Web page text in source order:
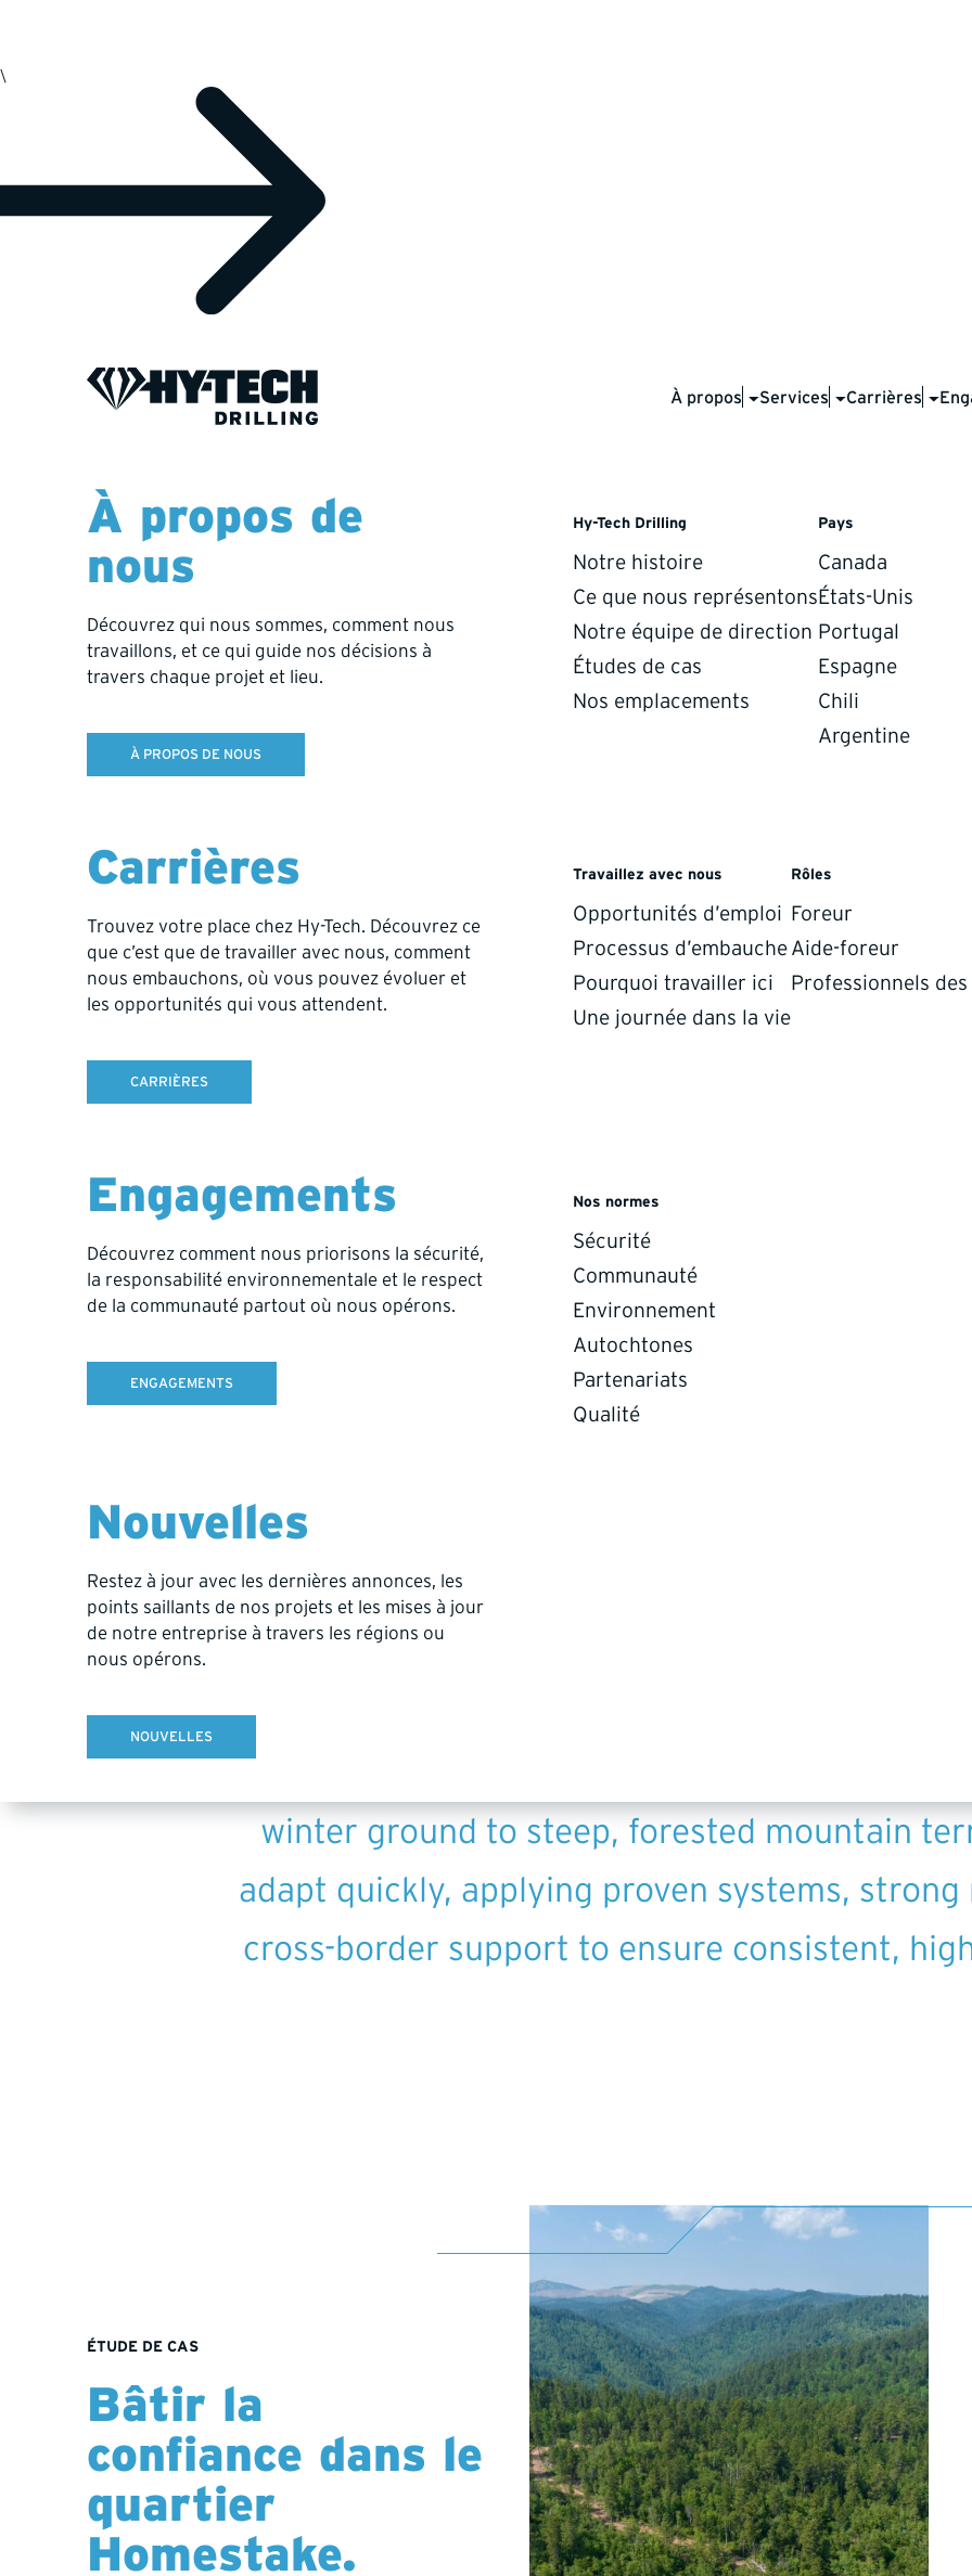
\
À propos Services Carrières
À propos de
nous
Découvrez qui nous sommes, comment nous
travaillons, et ce qui guide nos décisions à
travers chaque projet et lieu.
À PROPOS DE NOUS
Hy-Tech Drilling
Notre histoire
Ce que nous représentons
Notre équipe de direction
Études de cas
Nos emplacements
Pays
Canada
États-Unis
Portugal
Espagne
Chili
Argentine
Carrières
Trouvez votre place chez Hy-Tech. Découvrez ce
que c’est que de travailler avec nous, comment
nous embauchons, où vous pouvez évoluer et
les opportunités qui vous attendent.
CARRIÈRES
Travaillez avec nous
Opportunités d’emploi
Processus d’embauche
Pourquoi travailler ici
Une journée dans la vie
Rôles
Foreur
Aide-foreur
Professionnels
Engagements
Découvrez comment nous priorisons la sécurité,
la responsabilité environnementale et le respect
de la communauté partout où nous opérons.
ENGAGEMENTS
Nos normes
Sécurité
Communauté
Environnement
Autochtones
Partenariats
Qualité
Nouvelles
Restez à jour avec les dernières annonces, les
points saillants de nos projets et les mises à jour
de notre entreprise à travers les régions ou
nous opérons.
NOUVELLES
Hy-Tech Drilling USA.
Operating across the Lower 48 States and Alaska, Hy-Tech Drilling supports
exploration and development programs in some of the United States’ most
promising and technically challenging regions. Our crews bring the same level of
SEE OTHER LOCATIONS
Grounded in safety, respect, and dependability, we operate with the same care and professionalism on
Long-term partnerships.
Alaska, and beyond, bringing the
same care and consistency that
discoveries through safe and
Hy-Tech Drilling’s U.S. operations began in
surface fly program. From there, we expanded
winter ground to steep, forested mountain
adapt quickly, applying proven systems, strong
cross-border support to ensure consistent,
ÉTUDE DE CAS
Bâtir la
confiance dans le
quartier
Homestake.